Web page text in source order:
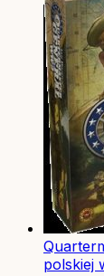
polskiej